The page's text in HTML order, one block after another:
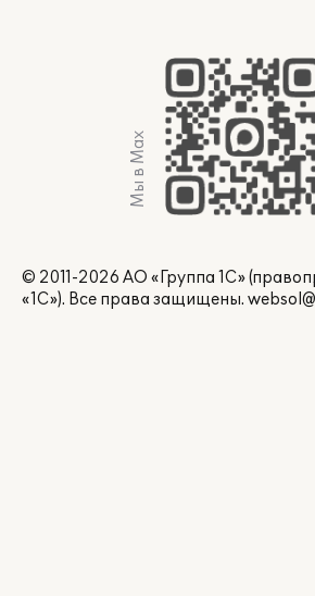
Мы в Max
© 2011-2026 АО «Группа 1С»
«1С»). Все права защищены.